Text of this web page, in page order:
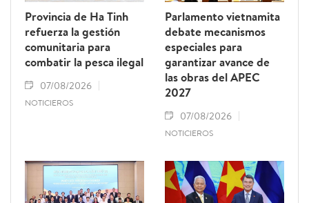
Provincia de Ha Tinh
refuerza la gestión
comunitaria para
combatir la pesca ilegal
07/08/2026
NOTICIEROS
Parlamento vietnamita
debate mecanismos
especiales para
garantizar avance de
las obras del APEC
2027
07/08/2026
NOTICIEROS